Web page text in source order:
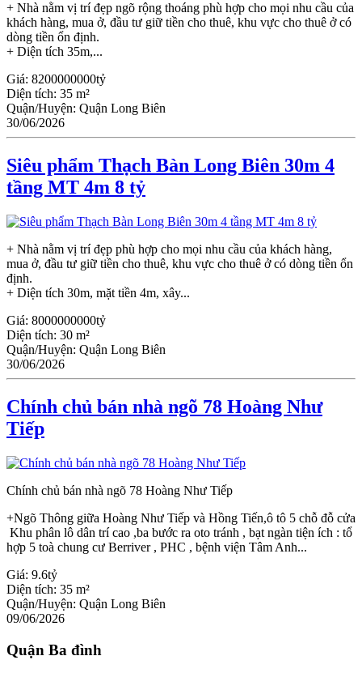
+ Nhà nằm vị trí đẹp ngõ rộng thoáng phù hợp cho mọi nhu cầu của
khách hàng, mua ở, đầu tư giữ tiền cho thuê, khu vực cho thuê ở có
dòng tiền ổn định.
+ Diện tích 35m,...
Giá: 8200000000tỷ
Diện tích: 35 m²
Quận/Huyện: Quận Long Biên
30/06/2026
Siêu phẩm Thạch Bàn Long Biên 30m 4
tầng MT 4m 8 tỷ
+ Nhà nằm vị trí đẹp phù hợp cho mọi nhu cầu của khách hàng,
mua ở, đầu tư giữ tiền cho thuê, khu vực cho thuê ở có dòng tiền ổn
định.
+ Diện tích 30m, mặt tiền 4m, xây...
Giá: 8000000000tỷ
Diện tích: 30 m²
Quận/Huyện: Quận Long Biên
30/06/2026
Chính chủ bán nhà ngõ 78 Hoàng Như
Tiếp
Chính chủ bán nhà ngõ 78 Hoàng Như Tiếp
+Ngõ Thông giữa Hoàng Như Tiếp và Hồng Tiến,ô tô 5 chỗ đỗ cửa
Khu phân lô dân trí cao ,ba bước ra oto tránh , bạt ngàn tiện ích : tổ
hợp 5 toà chung cư Berriver , PHC , bệnh viện Tâm Anh...
Giá: 9.6tỷ
Diện tích: 35 m²
Quận/Huyện: Quận Long Biên
09/06/2026
Quận Ba đình